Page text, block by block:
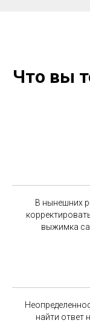
Что вы
В нынешних
выжимка
найти ответ